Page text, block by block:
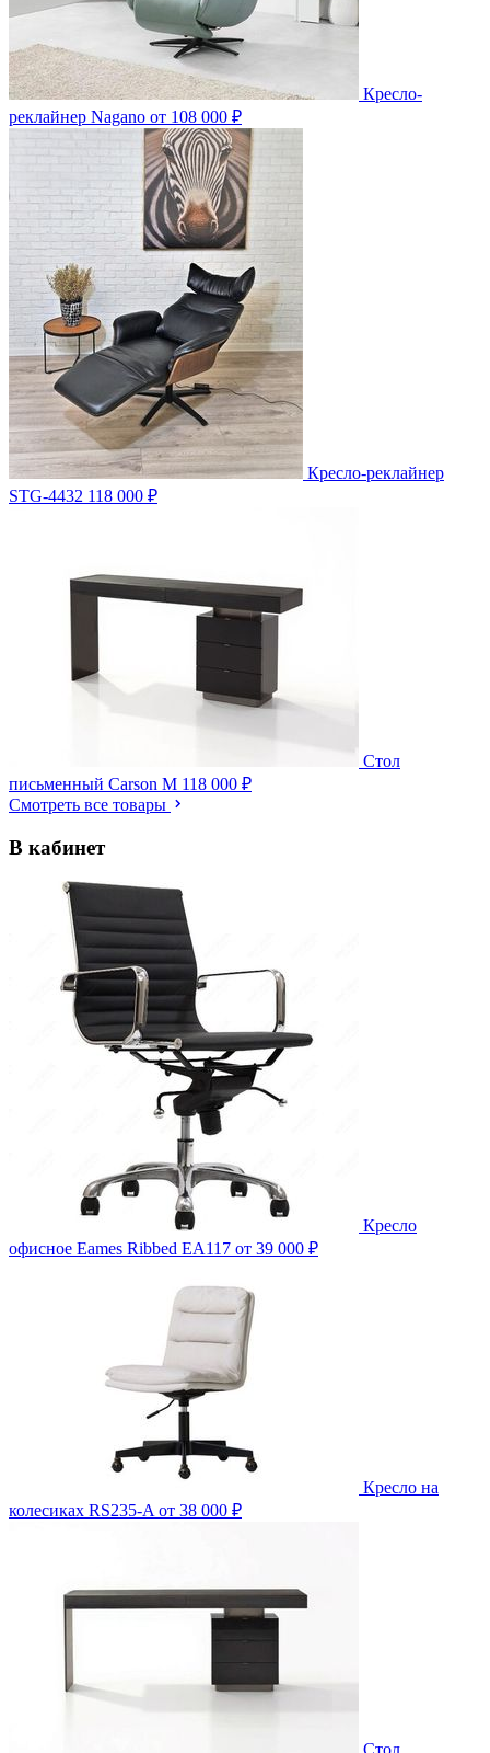
Кресло-
реклайнер Nagano от 108 000 ₽
Кресло-реклайнер
STG-4432 118 000 ₽
Стол
письменный Carson M 118 000 ₽
Смотреть все товары
В кабинет
Кресло
офисное Eames Ribbed EA117 от 39 000 ₽
Кресло на
колесиках RS235-A от 38 000 ₽
Стол